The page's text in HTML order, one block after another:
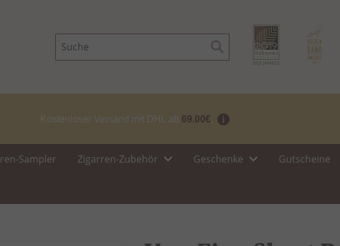
Suche
Kostenloser Versand mit DHL ab 69.00€.
Sampler Zigarren-Zubehör Geschenke Gutscheine